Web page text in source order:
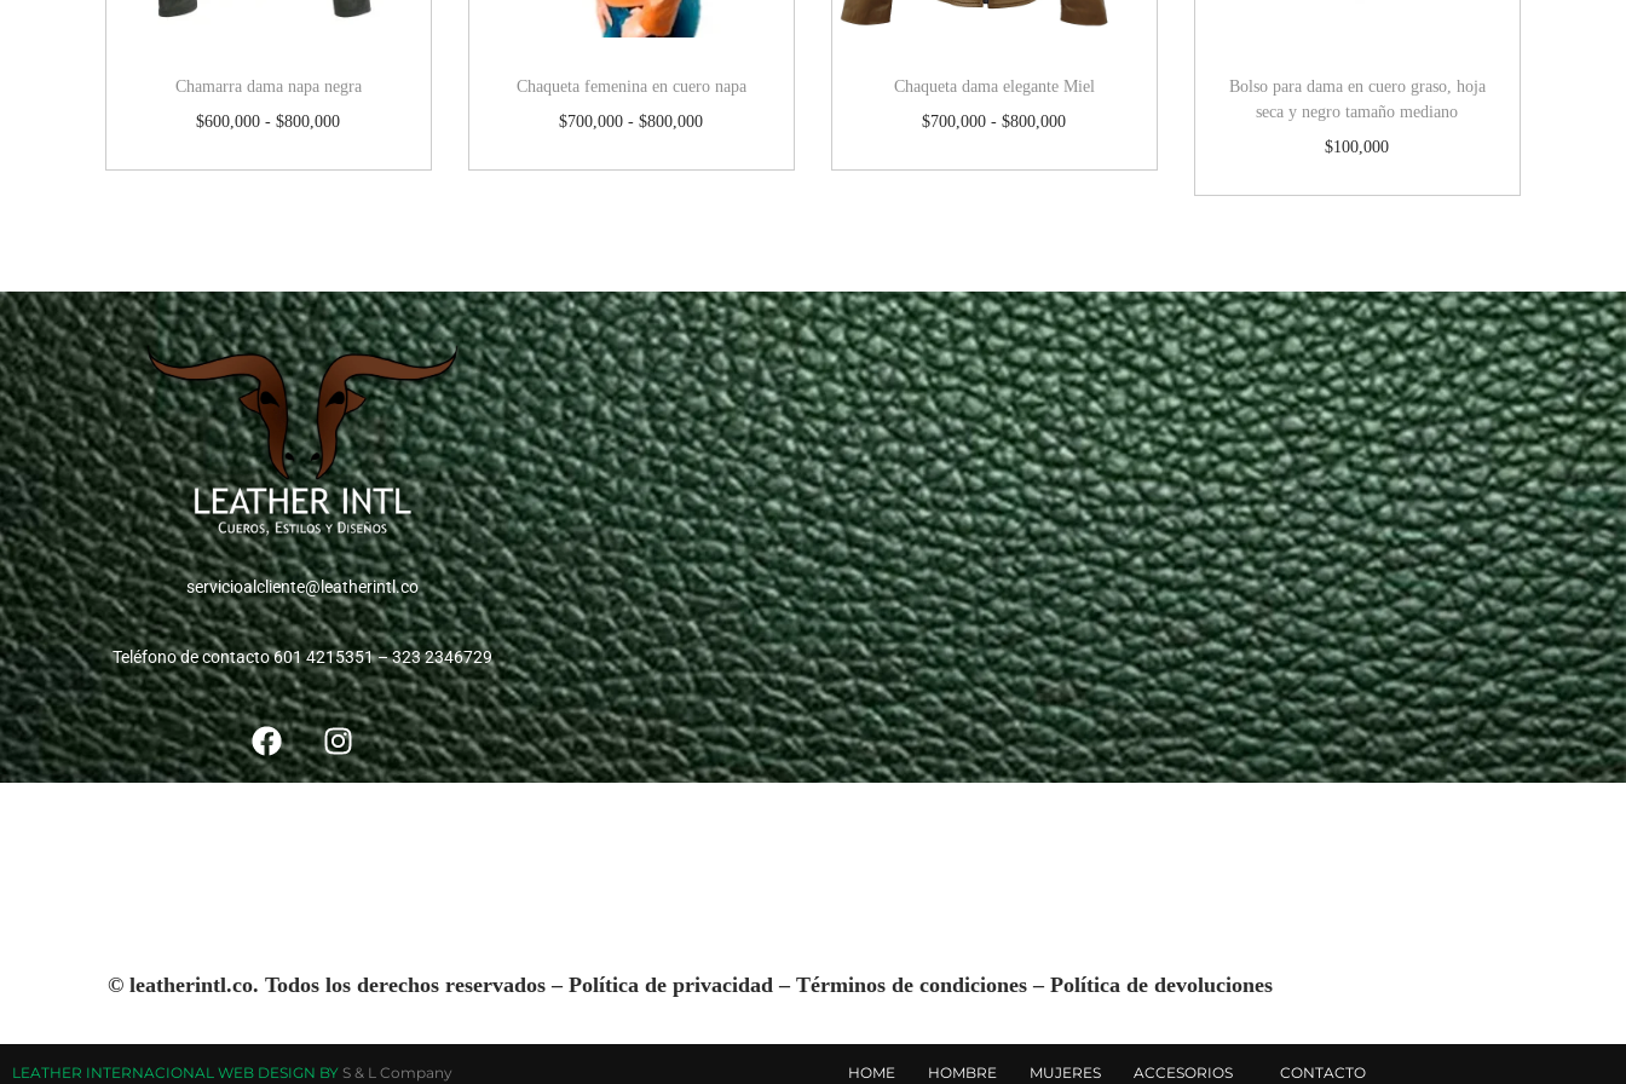
Chamarra dama napa negra
$600,000 - $800,000
Chaqueta femenina en cuero napa
$700,000 - $800,000
Chaqueta dama elegante Miel
$700,000 - $800,000
Bolso para dama en cuero graso, hoja
seca y negro tamaño mediano
$100,000
servicioalcliente@leatherintl.co
Teléfono de contacto 601 4215351 – 323 2346729
© leatherintl.co. Todos los derechos reservados – Política de privacidad– Términos de condiciones– Política de devoluciones
LEATHER INTERNACIONAL WEB DESIGN BY S & L Company HOME HOMBRE MUJERES ACCESORIOS CONTACTO